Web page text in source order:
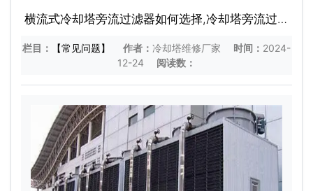
横流式冷却塔旁流过滤器如何选择,冷却塔旁流过滤
栏目： 【常见问题】 作者： 冷却塔维修厂家 时间： 2024-
12-24
阅读数：